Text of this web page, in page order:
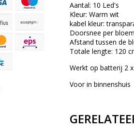
Aantal: 10 Led's
Kleur: Warm wit
kabel kleur:
Doorsnee per
Afstand tussen de
Totale lengte: 120
Werkt op batterij 2
Voor in binnenshuis